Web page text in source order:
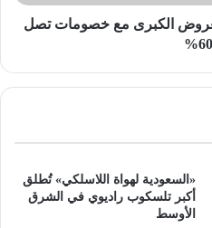
الكبرى مع خصومات تصل
«السعودية لهواة اللاسلكي» تُطلق
أكبر تلسكوب راديوي في الشرق
الأوسط